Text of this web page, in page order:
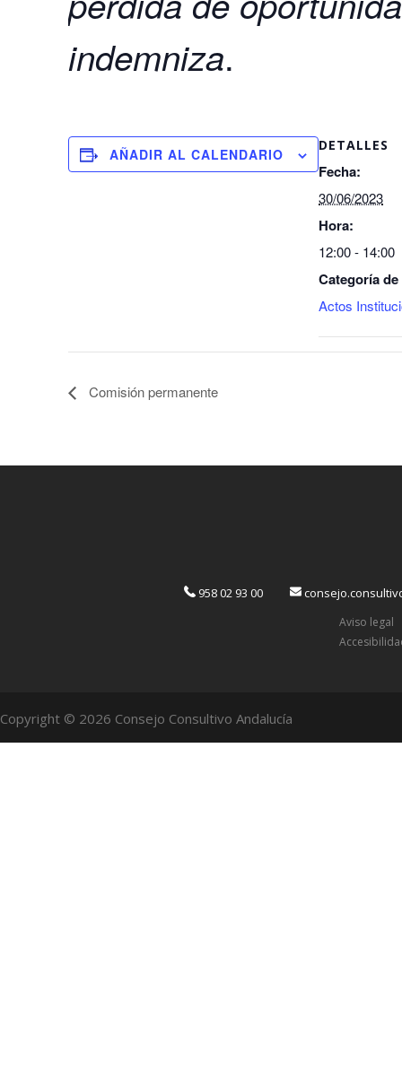
indemniza.
AÑADIR AL CALENDARIO
DETALLES
Fecha:
30/06/2023
Hora:
12:00 - 14:00
Categoría
Actos
Comisión permanente
958 02 93 00
Aviso legal
Copyright © 2026 Consejo Consultivo Andalucía